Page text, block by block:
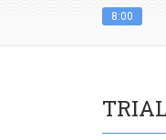
8:00